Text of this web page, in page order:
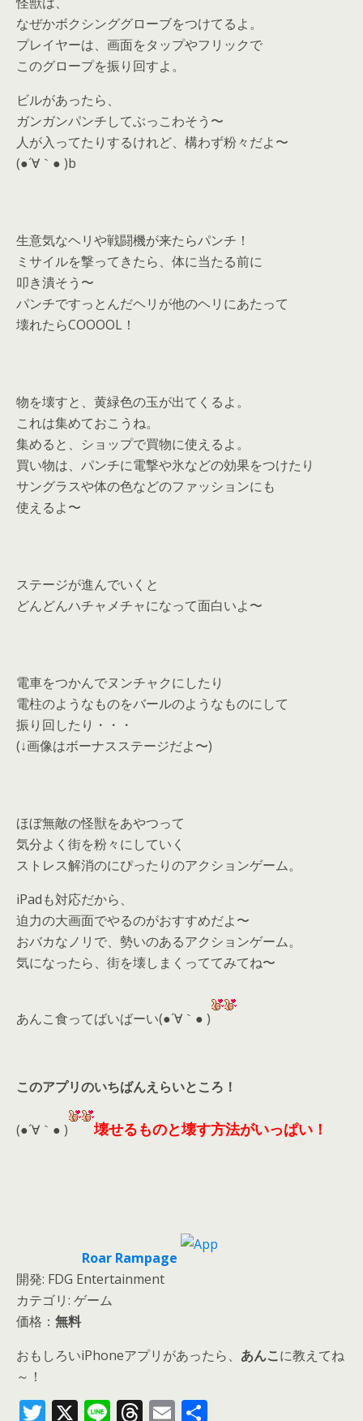
なぜかボクシンググローブをつけてるよ。
プレイヤーは、画面をタップやフリックで
このグロープを振り回すよ。
ビルがあったら、
ガンガンパンチしてぶっこわそう〜
人が入ってたりするけれど、構わず粉々だよ〜
(●´∀｀● )b
生意気なヘリや戦闘機が来たらパンチ！
ミサイルを撃ってきたら、体に当たる前に
叩き潰そう〜
パンチですっとんだヘリが他のヘリにあたって
壊れたらCOOOOL！
物を壊すと、黄緑色の玉が出てくるよ。
これは集めておこうね。
集めると、ショップで買物に使えるよ。
買い物は、パンチに電撃や氷などの効果をつけたり
サングラスや体の色などのファッションにも
使えるよ〜
ステージが進んでいくと
どんどんハチャメチャになって面白いよ〜
電車をつかんでヌンチャクにしたり
電柱のようなものをバールのようなものにして
振り回したり・・・
(↓画像はボーナスステージだよ〜)
ほぼ無敵の怪獣をあやつって
気分よく街を粉々にしていく
ストレス解消のにぴったりのアクションゲーム。
iPadも対応だから、
迫力の大画面でやるのがおすすめだよ〜
おバカなノリで、勢いのあるアクションゲーム。
気になったら、街を壊しまくっててみてね〜
あんこ食ってばいばーい(●´∀｀● )
このアプリのいちばんえらいところ！
(●´∀｀● ) 壊せるものと壊す方法がいっぱい！
Roar Rampage
開発: FDG Entertainment
カテゴリ: ゲーム
価格： 無料
おもしろいiPhoneアプリがあったら、 あんこに教えてね
～！
T X Li T E